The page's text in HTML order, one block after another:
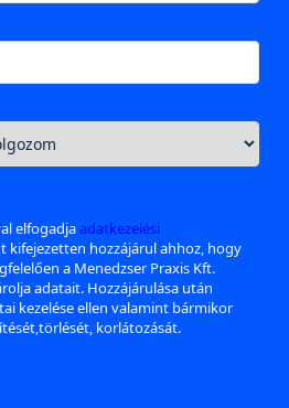
elfogadjaadatkezelési
kifejezetten hozzájárul ahhoz, hogy
a Menedzser Praxis Kft.
adatait. Hozzájárulása után
kezelése ellen valamint bármikor
korlátozását.